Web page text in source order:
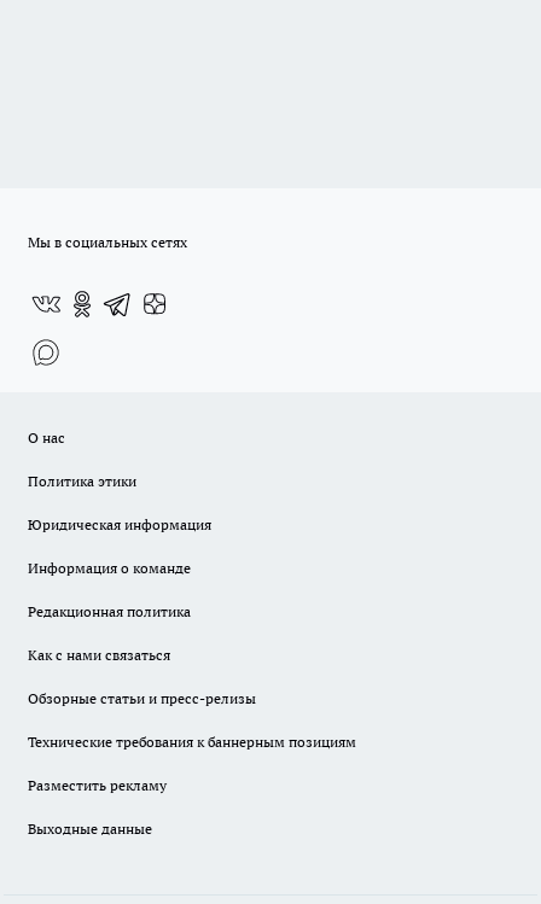
Мы в социальных сетях
О нас
Политика этики
Юридическая информация
Информация о команде
Редакционная политика
Как с нами связаться
Обзорные статьи и пресс-релизы
Технические требования к баннерным позициям
Разместить рекламу
Выходные данные